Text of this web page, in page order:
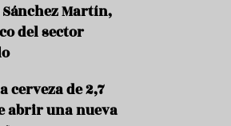
Martín,
del sector
cerveza de 2,7
abrir una nueva